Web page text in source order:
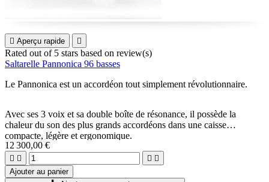
 Aperçu rapide 
Rated out of 5 stars based on review(s)
Saltarelle Pannonica 96 basses
Le Pannonica est un accordéon tout simplement révolutionnaire.
Avec ses 3 voix et sa double boîte de résonance, il possède la
chaleur du son des plus grands accordéons dans une caisse
compacte, légère et ergonomique.
12 300,00 €
   
Ajouter au panier